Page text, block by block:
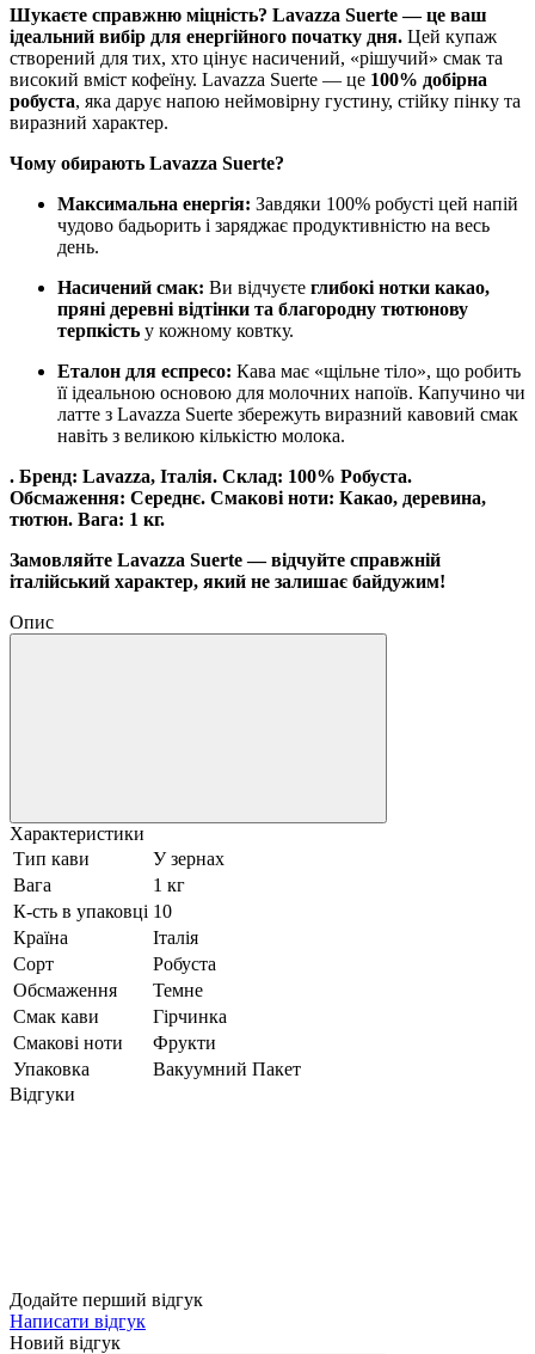
Шукаєте справжню міцність? Lavazza Suerte — це ваш
ідеальний вибір для енергійного початку дня. Цей купаж
створений для тих, хто цінує насичений, «рішучий» смак та
високий вміст кофеїну. Lavazza Suerte — це 100% добірна
робуста, яка дарує напою неймовірну густину, стійку пінку та
виразний характер.
Чому обирають Lavazza Suerte?
Максимальна енергія: Завдяки 100% робусті цей напій
чудово бадьорить і заряджає продуктивністю на весь
день.
Насичений смак: Ви відчуєте глибокі нотки какао,
пряні деревні відтінки та благородну тютюнову
терпкість у кожному ковтку.
Еталон для еспресо: Кава має «щільне тіло», що робить
її ідеальною основою для молочних напоїв. Капучино чи
латте з Lavazza Suerte збережуть виразний кавовий смак
навіть з великою кількістю молока.
. Бренд: Lavazza, Італія. Склад: 100% Робуста.
Обсмаження: Середнє. Смакові ноти: Какао, деревина,
тютюн. Вага: 1 кг.
Замовляйте Lavazza Suerte — відчуйте справжній
італійський характер, який не залишає байдужим!
Опис
Характеристики
Тип кави
У зернах
Вага
1 кг
К-сть в упаковці 10
Країна
Італія
Сорт
Робуста
Обсмаження
Темне
Смак кави
Гірчинка
Смакові ноти
Фрукти
Упаковка
Вакуумний Пакет
Відгуки
Додайте перший відгук
Написати відгук
Новий відгук